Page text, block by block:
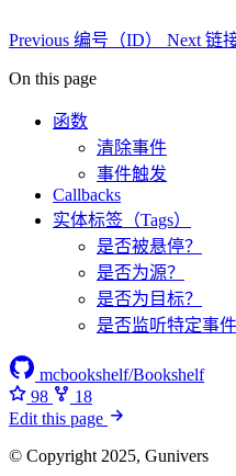
Previous 编号（ID） Next 链
On this page
函数
清除事件
事件触发
Callbacks
实体标签（Tags）
是否被悬停？
是否为源？
是否为目标？
是否监听特定事件
mcbookshelf/Bookshelf
98
18
Edit this page
© Copyright 2025, Gunivers